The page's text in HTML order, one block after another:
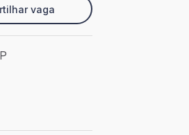
vaga
São Paulo - SP
Presencial